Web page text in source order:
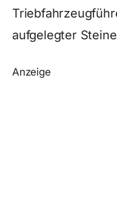
aufgelegter
Anzeige